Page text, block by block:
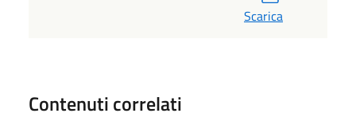
Scarica
Contenuti correlati